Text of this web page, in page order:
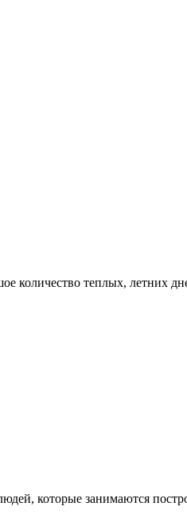
количество теплых, летних
которые занимаются